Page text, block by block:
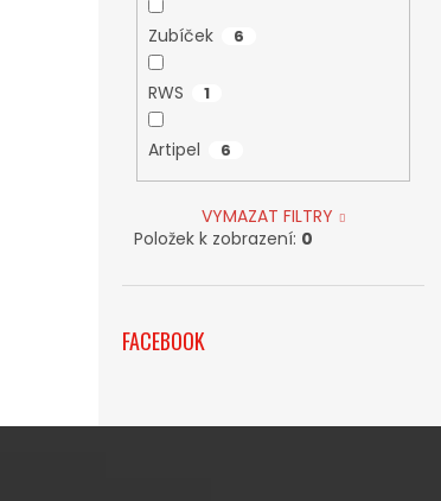
Zubíček 6
RWS 1
Artipel 6
VYMAZAT FILTRY
Položek k zobrazení: 0
FACEBOOK